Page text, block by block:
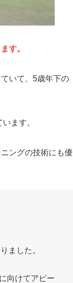
す。
いて、5歳年下の
ます。
ングの技術にも優
ました。
向けてアピー